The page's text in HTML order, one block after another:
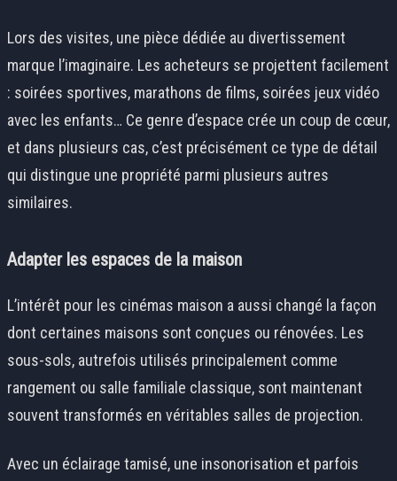
Lors des visites, une pièce dédiée au divertissement
marque l’imaginaire. Les acheteurs se projettent facilement
: soirées sportives, marathons de films, soirées jeux vidéo
avec les enfants… Ce genre d’espace crée un coup de cœur,
et dans plusieurs cas, c’est précisément ce type de détail
qui distingue une propriété parmi plusieurs autres
similaires.
Adapter les espaces de la maison
L’intérêt pour les cinémas maison a aussi changé la façon
dont certaines maisons sont conçues ou rénovées. Les
sous-sols, autrefois utilisés principalement comme
rangement ou salle familiale classique, sont maintenant
souvent transformés en véritables salles de projection.
Avec un éclairage tamisé, une insonorisation et parfois